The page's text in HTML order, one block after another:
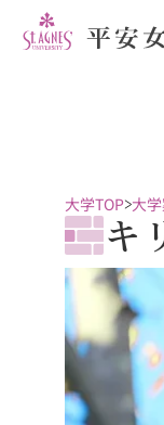
大学TOP 大
キ